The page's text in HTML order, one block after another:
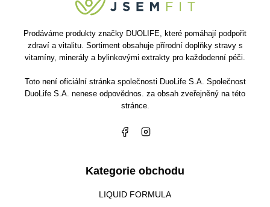
Prodáváme produkty značky DUOLIFE, které pomáhají podpořit
zdraví a vitalitu. Sortiment obsahuje přírodní doplňky stravy s
vitamíny, minerály a bylinkovými extrakty pro každodenní péči.
Toto není oficiální stránka společnosti DuoLife S.A. Společnost
DuoLife S.A. nenese odpovědnos. za obsah zveřejněný na této
stránce.
Kategorie obchodu
LIQUID FORMULA